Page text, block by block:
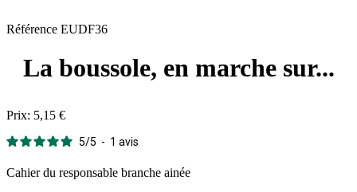
Référence EUDF36
La boussole, en marche sur...
Prix: 5,15 €
5/5 - 1 avis
Cahier du responsable branche ainée